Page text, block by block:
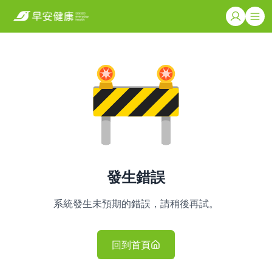
發生錯誤
系統發生未預期的錯誤，請稍後再試。
回到首頁